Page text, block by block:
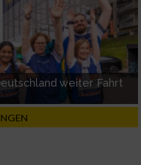
weiter Fahrt